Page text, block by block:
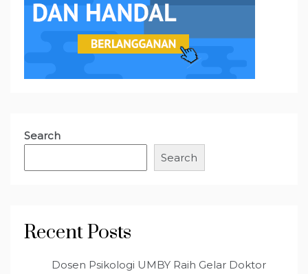
Search
Search
Recent Posts
Dosen Psikologi UMBY Raih Gelar Doktor